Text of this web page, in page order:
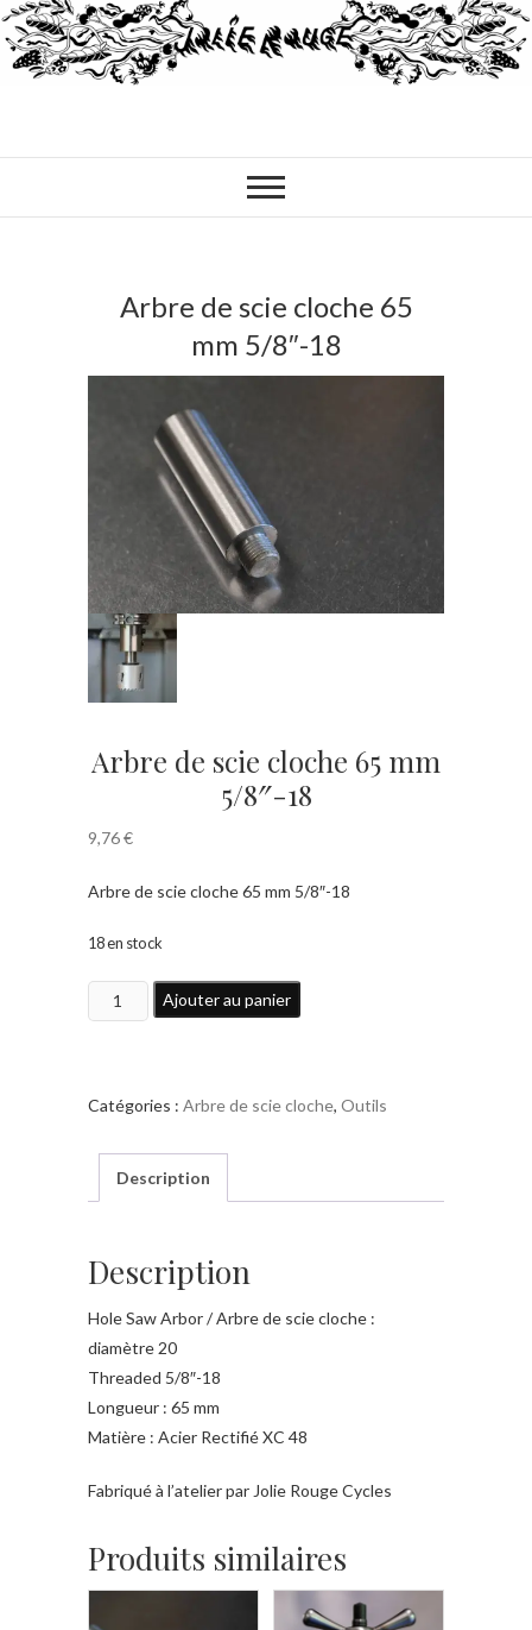
Arbre de scie cloche 65
mm 5/8″-18
Arbre de scie cloche 65 mm
5/8″-18
9,76€
Arbre de scie cloche 65 mm 5/8″-18
18 en stock
quantité
de
scie
mm
Ajouter au panier
Catégories : Arbre de scie cloche, Outils
Description
Description
Hole Saw Arbor / Arbre de scie cloche :
diamètre 20
Threaded 5/8″-18
Longueur : 65 mm
Matière : Acier Rectifié XC 48
Fabriqué à l’atelier par Jolie Rouge Cycles
Produits similaires